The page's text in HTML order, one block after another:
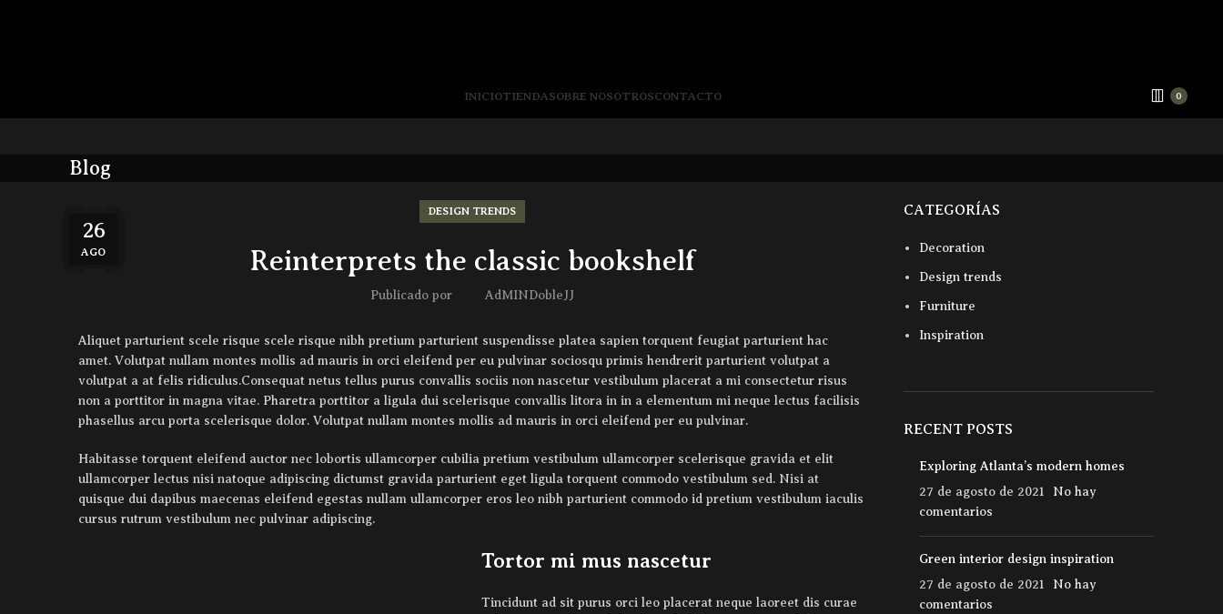
INICIOTIENDASOBRE NOSOTROSCONTACTO 0
Blog
DESIGN TRENDS
Reinterprets the classic bookshelf
Publicado por AdMINDobleJJ
Aliquet parturient scele risque scele risque nibh pretium parturient suspendisse platea sapien torquent feugiat parturient hac
amet. Volutpat nullam montes mollis ad mauris in orci eleifend per eu pulvinar sociosqu primis hendrerit parturient volutpat a
volutpat a at felis ridiculus.Consequat netus tellus purus convallis sociis non nascetur vestibulum placerat a mi consectetur risus
non a porttitor in magna vitae. Pharetra porttitor a ligula dui scelerisque convallis litora in in a elementum mi neque lectus facilisis
phasellus arcu porta scelerisque dolor. Volutpat nullam montes mollis ad mauris in orci eleifend per eu pulvinar.
Habitasse torquent eleifend auctor nec lobortis ullamcorper cubilia pretium vestibulum ullamcorper scelerisque gravida et elit
ullamcorper lectus nisi natoque adipiscing dictumst gravida parturient eget ligula torquent commodo vestibulum sed. Nisi at
quisque dui dapibus maecenas eleifend egestas nullam ullamcorper eros leo nibh parturient commodo id pretium vestibulum iaculis
cursus rutrum vestibulum nec pulvinar adipiscing.
Tortor mi mus nascetur
Tincidunt ad sit purus orci leo placerat neque laoreet dis curae
27
AGO
27
AGO
26
AGO
26
AGO
26
AGO
CATEGORÍAS
Decoration
Design trends
Furniture
Inspiration
RECENT POSTS
Exploring Atlanta’s modern homes
27 de agosto de 2021
No hay
comentarios
Green interior design inspiration
27 de agosto de 2021
No hay
comentarios